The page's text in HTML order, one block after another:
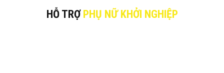
HỖ TRỢPHỤ NỮ KHỞI NGHIỆP